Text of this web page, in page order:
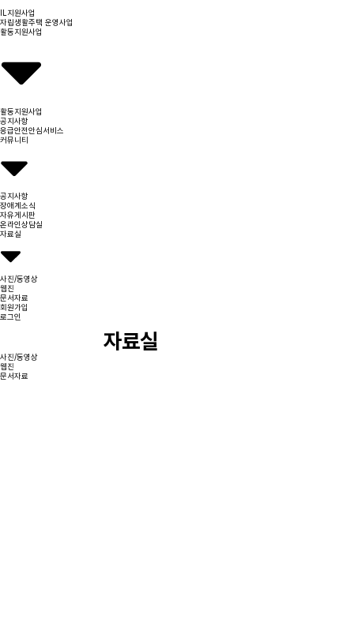
IL지원사업
자립생활주택 운영사업
활동지원사업
활동지원사업
공지사항
응급안전안심서비스
커뮤니티
공지사항
장애계소식
자유게시판
온라인상담실
자료실
사진/동영상
웹진
문서자료
회원가입
로그인
자료실
사진/동영상
웹진
문서자료